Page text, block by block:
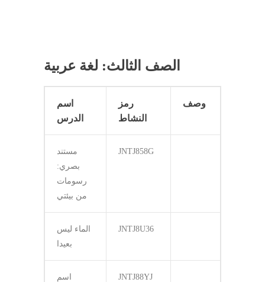
الصف الثالث: لغة عربية
اسم
الدرس
رمز
النشاط
وصف
مستند
بصري:
رسومات
من بيئتي
JNTJ858G
الماء ليس
بعيدا
JNTJ8U36
اسم
JNTJ88YJ